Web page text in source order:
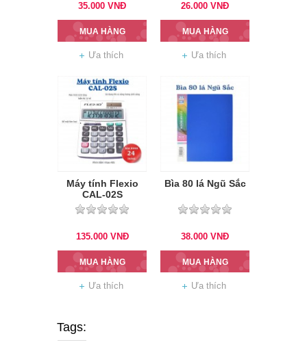
35.000 VNĐ
MUA HÀNG
Ưa thích
26.000 VNĐ
MUA HÀNG
Ưa thích
Máy tính Flexio
CAL-02S
135.000 VNĐ
MUA HÀNG
Ưa thích
Bìa 80 lá Ngũ Sắc
38.000 VNĐ
MUA HÀNG
Ưa thích
Tags: